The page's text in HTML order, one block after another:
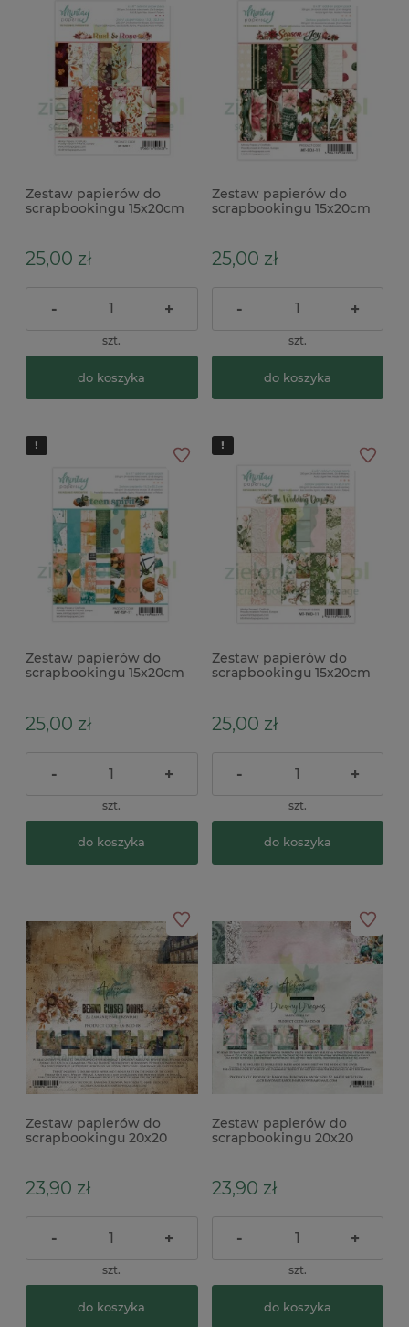
Zestaw papierów do
scrapbookingu 15x20cm
25,00 zł
- +
szt.
do koszyka
Zestaw papierów do
scrapbookingu 15x20cm
25,00 zł
- +
szt.
do koszyka
Zestaw papierów do
scrapbookingu 15x20cm
25,00 zł
- +
szt.
do koszyka
Zestaw papierów do
scrapbookingu 15x20cm
25,00 zł
- +
szt.
do koszyka
Zestaw papierów do
scrapbookingu 20x20
zamkniętymi drzwiami x
23,90 zł
- +
szt.
do koszyka
Zestaw papierów do
scrapbookingu 20x20
23,90 zł
- +
szt.
do koszyka